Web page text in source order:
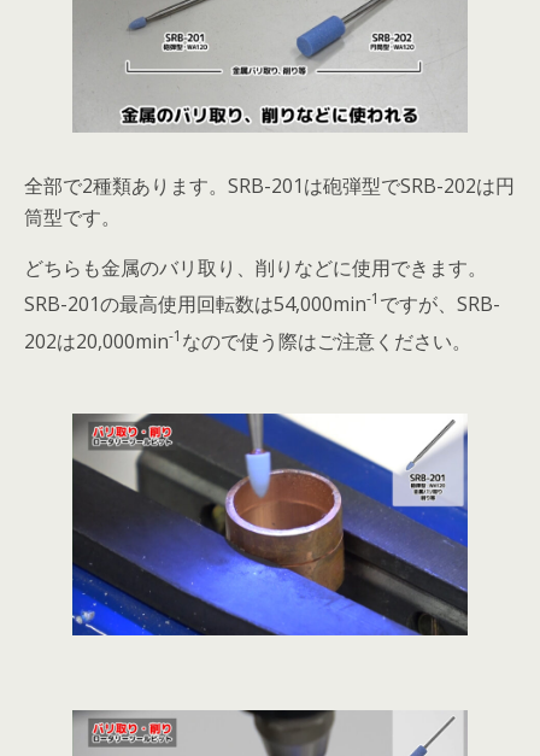
全部で2種類あります。SRB-201は砲弾型でSRB-202は円
筒型です。
どちらも金属のバリ取り、削りなどに使用できます。
SRB-201の最高使用回転数は54,000min-1 ですが、SRB-
202は20,000min-1 なので使う際はご注意ください。